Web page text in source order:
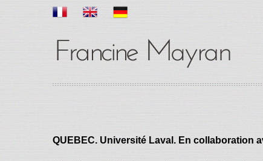
QUEBEC. Université Laval. En collaboration